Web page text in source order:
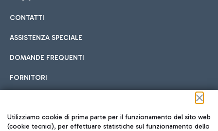
CONTATTI
ASSISTENZA SPECIALE
DOMANDE FREQUENTI
FORNITORI
Seguici sui social
Utilizziamo cookie di prima parte per il funzionamento del sito web
(cookie tecnici), per effettuare statistiche sul funzionamento dello